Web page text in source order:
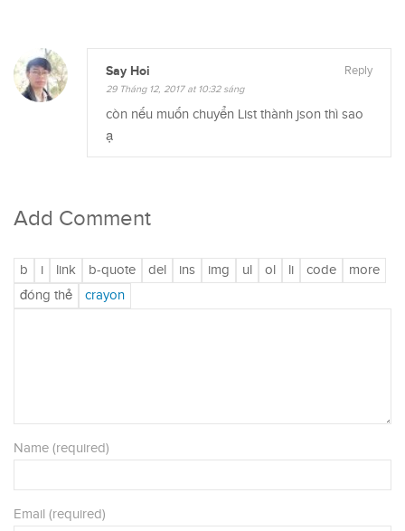
Say Hoi
29 Tháng 12, 2017 at 10:32 sáng
Reply
còn nếu muốn chuyển List thành json thì sao
ạ
Add Comment
Name (required)
Email (required)